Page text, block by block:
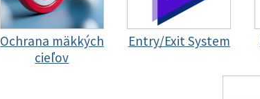
Ochrana mäkkých
cieľov
Entry/Exit System